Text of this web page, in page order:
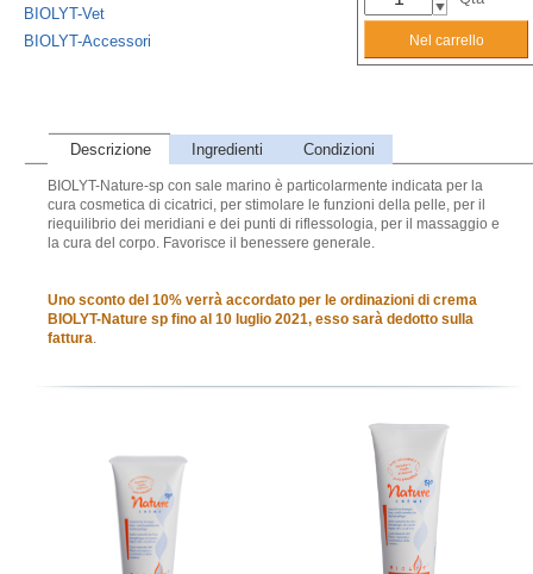
BIOLYT-Vet
BIOLYT-Accessori
Descrizione Ingredienti Condizioni
BIOLYT-Nature-sp con sale marino è particolarmente indicata per la
cura cosmetica di cicatrici, per stimolare le funzioni della pelle, per il
riequilibrio dei meridiani e dei punti di riflessologia, per il massaggio e
la cura del corpo. Favorisce il benessere generale.
Uno sconto del 10% verrà accordato per le ordinazioni di crema
BIOLYT-Nature sp fino al 10 luglio 2021, esso sarà dedotto sulla
fattura.